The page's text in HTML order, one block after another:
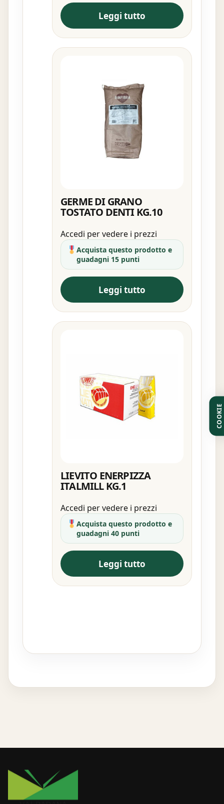
Leggi tutto
GERME DI GRANO
TOSTATO DENTI KG.10
Accedi per vedere i prezzi
Acquista questo prodotto e
guadagni 15 punti
Leggi tutto
LIEVITO ENERPIZZA
ITALMILL KG.1
Accedi per vedere i prezzi
Acquista questo prodotto e
guadagni 40 punti
Leggi tutto
COOKIE